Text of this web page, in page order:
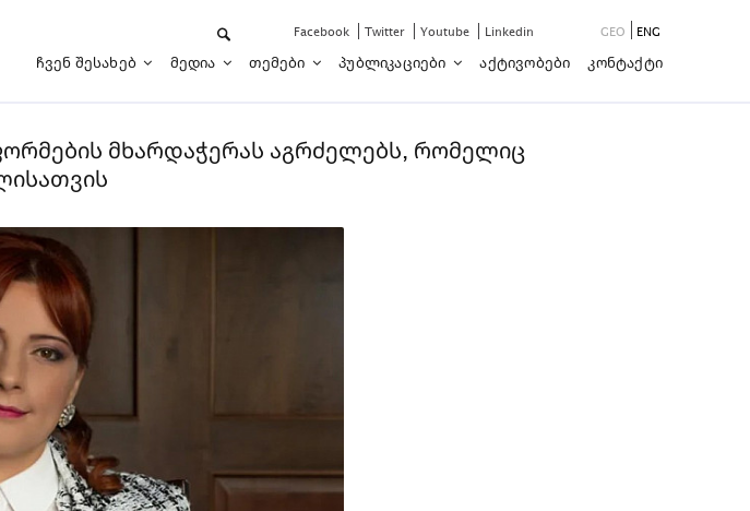
Facebook Twitter Youtube Linkedin GEO ENG
Ჩვენ Შესახებ Მედია Თემები Პუბლიკაციები Აქტივობები Კონტაქტი
მხარდაჭერას აგრძელებს, რომელიც